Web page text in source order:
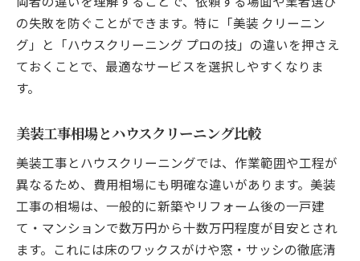
の失敗を防ぐことができます。特に「美装 クリーニン
グ」と「ハウスクリーニング プロの技」の違いを押さえ
ておくことで、最適なサービスを選択しやすくなりま
す。
美装工事相場とハウスクリーニング比較
美装工事とハウスクリーニングでは、作業範囲や工程が
異なるため、費用相場にも明確な違いがあります。美装
工事の相場は、一般的に新築やリフォーム後の一戸建
て・マンションで数万円から十数万円程度が目安とされ
ます。これには床のワックスがけや窓・サッシの徹底清